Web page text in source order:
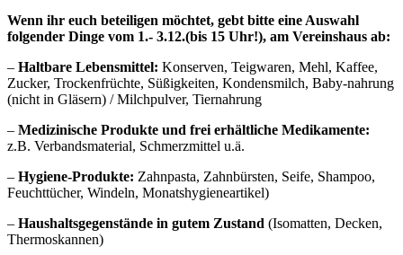
Wenn ihr euch beteiligen möchtet, gebt bitte eine Auswahl
folgender Dinge vom 1.- 3.12.(bis 15 Uhr!), am Vereinshaus ab:
– Haltbare Lebensmittel: Konserven, Teigwaren, Mehl, Kaffee,
Zucker, Trockenfrüchte, Süßigkeiten, Kondensmilch, Baby-nahrung
(nicht in Gläsern) / Milchpulver, Tiernahrung
– Medizinische Produkte und frei erhältliche Medikamente:
z.B. Verbandsmaterial, Schmerzmittel u.ä.
– Hygiene-Produkte: Zahnpasta, Zahnbürsten, Seife, Shampoo,
Feuchttücher, Windeln, Monatshygieneartikel)
– Haushaltsgegenstände in gutem Zustand (Isomatten, Decken,
Thermoskannen)